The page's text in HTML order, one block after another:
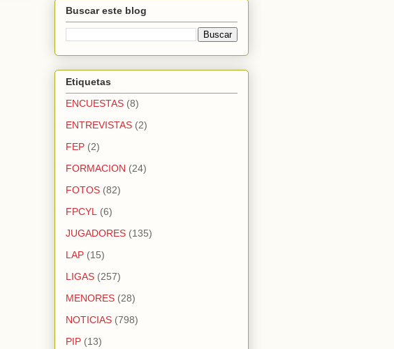
Buscar este blog
Etiquetas
ENCUESTAS (8)
ENTREVISTAS (2)
FEP (2)
FORMACION (24)
FOTOS (82)
FPCYL (6)
JUGADORES (135)
LAP (15)
LIGAS (257)
MENORES (28)
NOTICIAS (798)
PIP (13)